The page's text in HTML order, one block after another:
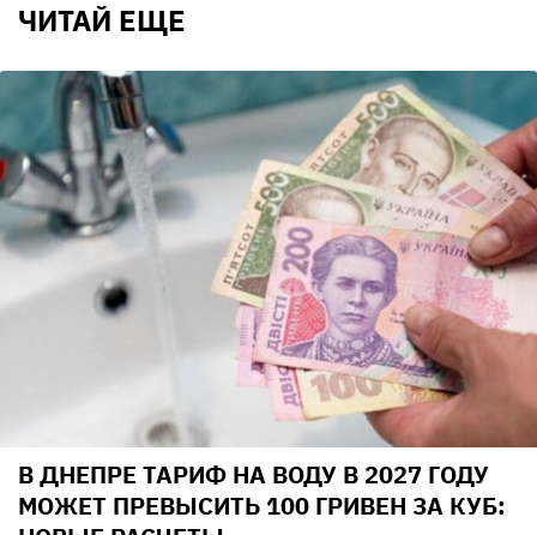
ЧИТАЙ ЕЩЕ
В ДНЕПРЕ ТАРИФ НА ВОДУ В 2027 ГОДУ
МОЖЕТ ПРЕВЫСИТЬ 100 ГРИВЕН ЗА КУБ: